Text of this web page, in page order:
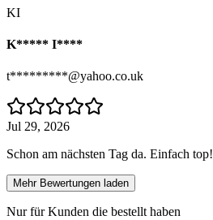
KI
K***** I****
t*********@yahoo.co.uk
Jul 29, 2026
Schon am nächsten Tag da. Einfach top!
Mehr Bewertungen laden
Nur für Kunden die bestellt haben